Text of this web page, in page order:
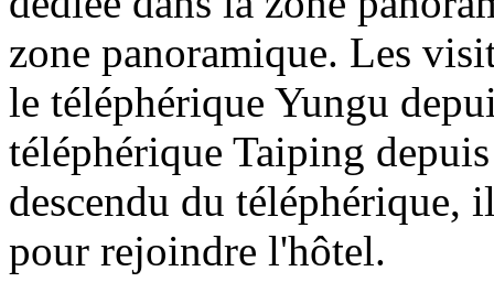
zone panoramique. Les
le téléphérique Yungu
téléphérique Taiping
descendu du téléphérique,
pour rejoindre l'hôtel.